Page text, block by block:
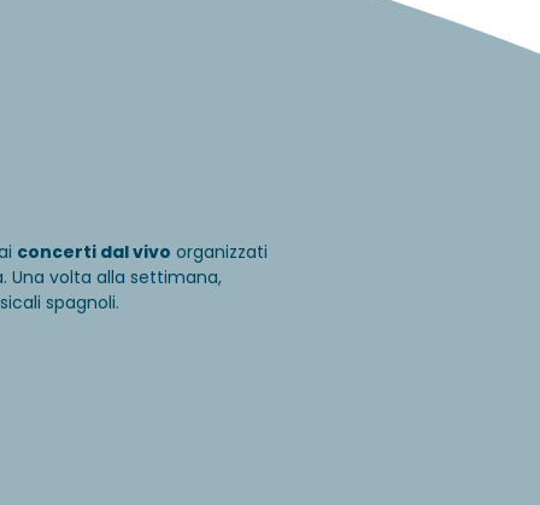
concerti dal vivo organizzati
Una volta alla settimana,
spagnoli.